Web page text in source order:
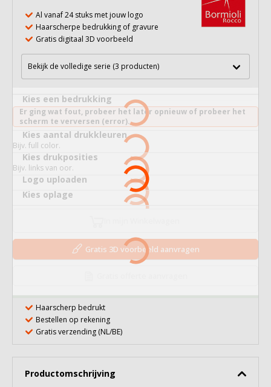
Al vanaf 24 stuks met jouw logo
Haarscherpe bedrukking of gravure
Gratis digitaal 3D voorbeeld
Bekijk de volledige serie (3 producten)
Kies een bedrukking
Er ging wat fout, probeer het later opnieuw of probeer het
scherm te verversen (error).
Kies aantal drukkleuren
Bijv. full color.
Kies drukposities
Bijv. links van oor.
Logo uploaden
Kies oplage
Gratis 3D voorbeeld aanvragen
Haarscherp bedrukt
Bestellen op rekening
Gratis verzending (NL/BE)
Productomschrijving